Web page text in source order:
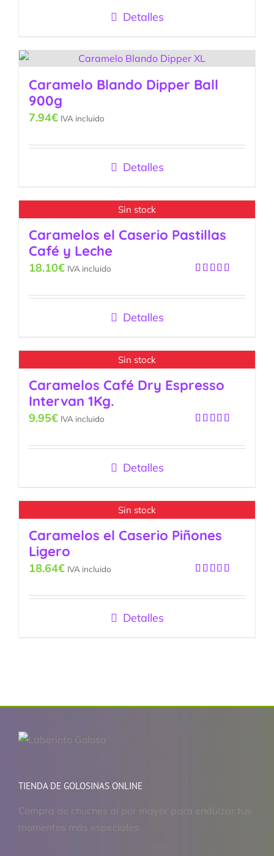
Detalles
Caramelo Blando Dipper Ball
900g
7.94€ IVA incluido
Detalles
Sin stock
Caramelos el Caserio Pastillas
Café y Leche
5
18.10€ IVA incluido
Detalles
Sin stock
Caramelos Café Dry Espresso
Intervan 1Kg.
5
9.95€ IVA incluido
Detalles
Sin stock
Caramelos el Caserio Piñones
Ligero
5
18.64€ IVA incluido
Detalles
TIENDA DE GOLOSINAS ONLINE
Compra de chuches al por mayor para endulzar tus
momentos más especiales.